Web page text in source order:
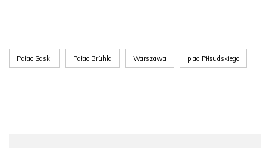
Pałac Saski Pałac Brühla Warszawa plac Piłsudskiego